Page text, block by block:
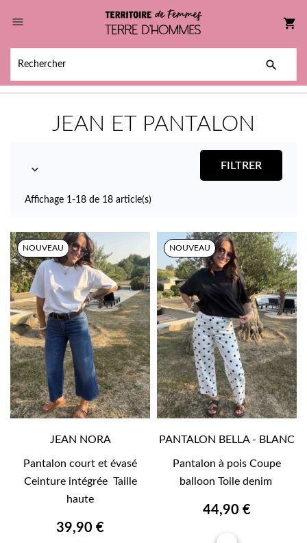
 shopping_cart

JEAN ET PANTALON
 FILTRER
Affichage 1-18 de 18 article(s)
NOUVEAU
JEAN NORA
Pantalon court et évasé
Ceinture intégrée Taille
haute
39,90 €
NOUVEAU
PANTALON BELLA - BLANC
Pantalon à pois Coupe
balloon Toile denim
44,90 €